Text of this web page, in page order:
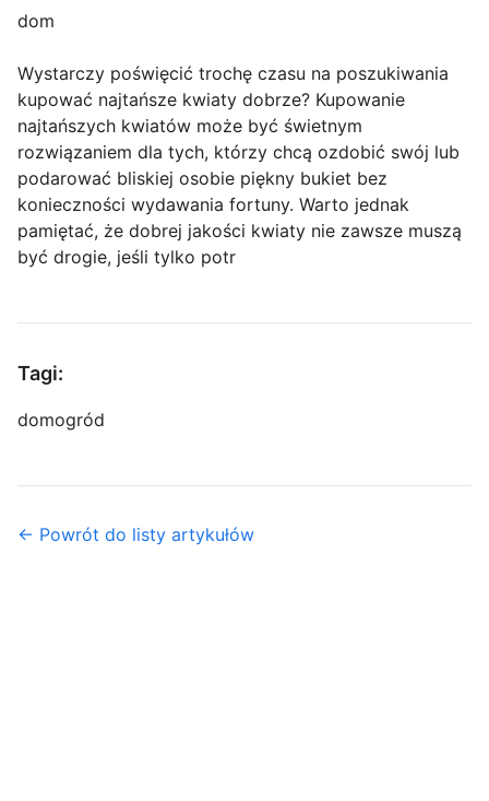
dom
Wystarczy poświęcić trochę czasu na poszukiwania
kupować najtańsze kwiaty dobrze? Kupowanie
najtańszych kwiatów może być świetnym
rozwiązaniem dla tych, którzy chcą ozdobić swój lub
podarować bliskiej osobie piękny bukiet bez
konieczności wydawania fortuny. Warto jednak
pamiętać, że dobrej jakości kwiaty nie zawsze muszą
być drogie, jeśli tylko potr
Tagi:
domogród
← Powrót do listy artykułów